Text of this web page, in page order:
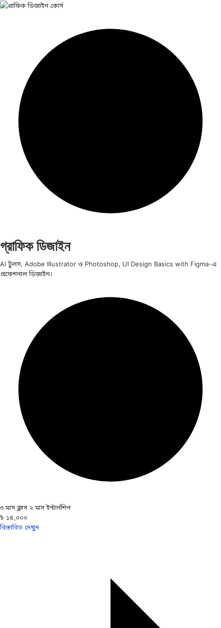
গ্রাফিক ডিজাইন
AI টুলস, Adobe Illustrator ও Photoshop, UI Design Basics with Figma-এ
প্রফেশনাল ডিজাইন।
৩ মাস ক্লাস ২ মাস ইন্টার্নশিপ
৳ ১৪,০০০
বিস্তারিত দেখুন